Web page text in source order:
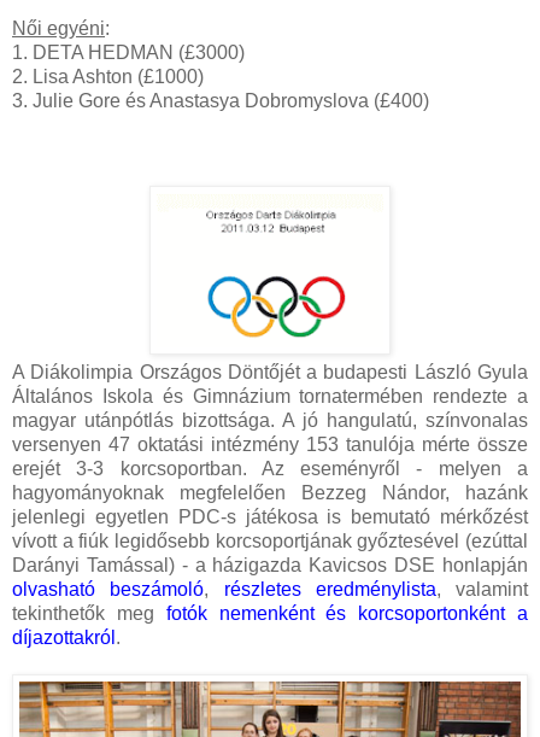
Női egyéni:
1. DETA HEDMAN (£3000)
2. Lisa Ashton (£1000)
3. Julie Gore és Anastasya Dobromyslova (£400)
A Diákolimpia Országos Döntőjét a budapesti László Gyula
Általános Iskola és Gimnázium tornatermében rendezte a
magyar utánpótlás bizottsága. A jó hangulatú, színvonalas
versenyen 47 oktatási intézmény 153 tanulója mérte össze
erejét 3-3 korcsoportban. Az eseményről - melyen a
hagyományoknak megfelelően Bezzeg Nándor, hazánk
jelenlegi egyetlen PDC-s játékosa is bemutató mérkőzést
vívott a fiúk legidősebb korcsoportjának győztesével (ezúttal
Darányi Tamással) - a házigazda Kavicsos DSE honlapján
olvasható beszámoló, részletes eredménylista, valamint
tekinthetők meg fotók nemenként és korcsoportonként a
díjazottakról .